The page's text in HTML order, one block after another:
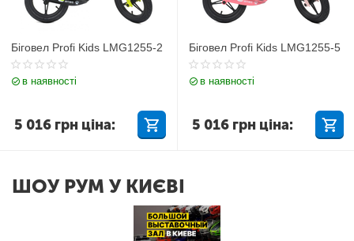
Біговел Profi Kids LMG1255-2
в наявності
5 016 грн ціна:
Біговел Profi Kids LMG1255-5
в наявності
5 016 грн ціна:
ШОУ РУМ У КИЄВІ